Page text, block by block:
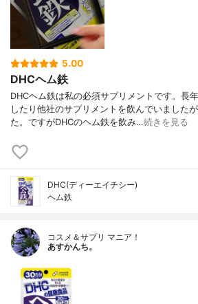
5.00
DHCヘム鉄
DHCヘム鉄は私の必須サプリメントです。長
したり他社のサプリメントを飲んでいました
た。ですがDHCのヘム鉄を飲み…続きを見る
DHC(ディーエイチシー)
ヘム鉄
コスメ＆サプリ マニア！
あすかんち。